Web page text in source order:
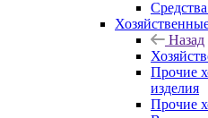
Назад
Прочие
изделия
Прочие